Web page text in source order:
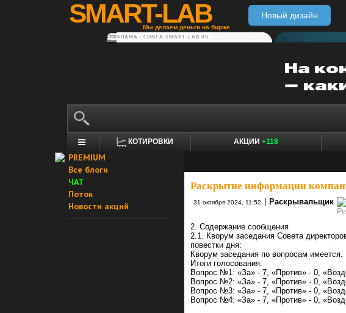
SMART-LAB
Мы делаем деньги на бирже
Новый дизайн
РЕКЛАМА • CONFA.SMART-LAB.RU
КОТИРОВКИ АКЦИИ +118
PREMIUM
Все блоги
ЧАТ
Поток
Новости акций
Раскрытие информации
31 октября 2024, 11:52 Раскрывальщик
2. Содержание сообщения
2.1. Кворум заседания Совета
повестки дня:
Кворум заседания по вопросам имеется.
Итоги голосования:
Вопрос №1: «За» - 7, «Против» - 0,
Вопрос №2: «За» - 7, «Против» - 0,
Вопрос №3: «За» - 7, «Против» - 0,
Вопрос №4: «За» - 7, «Против» - 0,